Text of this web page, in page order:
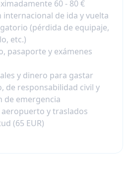
60 - 80 €
internacional de ida y vuelta
(pérdida de equipaje,
etc.)
pasaporte y exámenes
y dinero para gastar
de responsabilidad civil y
de emergencia
aeropuerto y traslados
(65 EUR)